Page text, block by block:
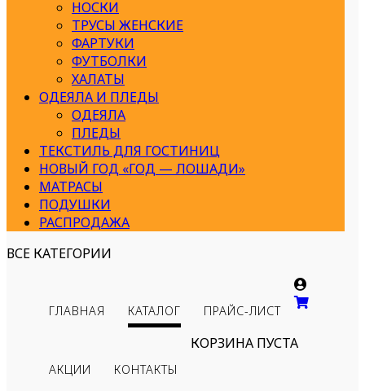
НОСКИ
ТРУСЫ ЖЕНСКИЕ
ФАРТУКИ
ФУТБОЛКИ
ХАЛАТЫ
ОДЕЯЛА И ПЛЕДЫ
ОДЕЯЛА
ПЛЕДЫ
ТЕКСТИЛЬ ДЛЯ ГОСТИНИЦ
НОВЫЙ ГОД «ГОД — ЛОШАДИ»
МАТРАСЫ
ПОДУШКИ
РАСПРОДАЖА
ВСЕ КАТЕГОРИИ
ГЛАВНАЯ КАТАЛОГ ПРАЙС-ЛИСТ
АКЦИИ КОНТАКТЫ
КОРЗИНА ПУСТА